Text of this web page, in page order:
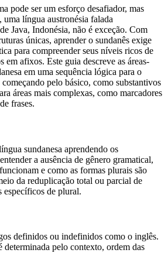
pode ser um esforço desafiador, mas
uma língua austronésia falada
Java, Indonésia, não é exceção. Com
únicas, aprender o sundanês exige
para compreender seus níveis ricos de
em afixos. Este guia descreve as áreas-
em uma sequência lógica para o
pelo básico, como substantivos
áreas mais complexas, como marcadores
frases.
sundanesa aprendendo os
a ausência de gênero gramatical,
e como as formas plurais são
da reduplicação total ou parcial de
específicos de plural.
definidos ou indefinidos como o inglês.
determinada pelo contexto, ordem das